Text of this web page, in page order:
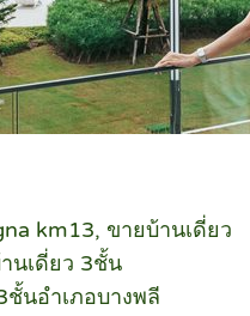
km13, ขายบ้านเดี่ยว
นเดี่ยว 3ชั้น
ชั้นอำเภอบางพลี